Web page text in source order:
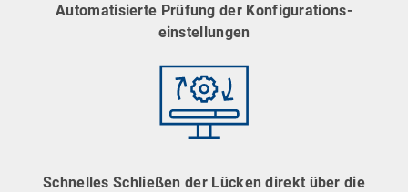
Automatisierte Prüfung der Konfigurations-
einstellungen
Schnelles Schließen der Lücken direkt über die